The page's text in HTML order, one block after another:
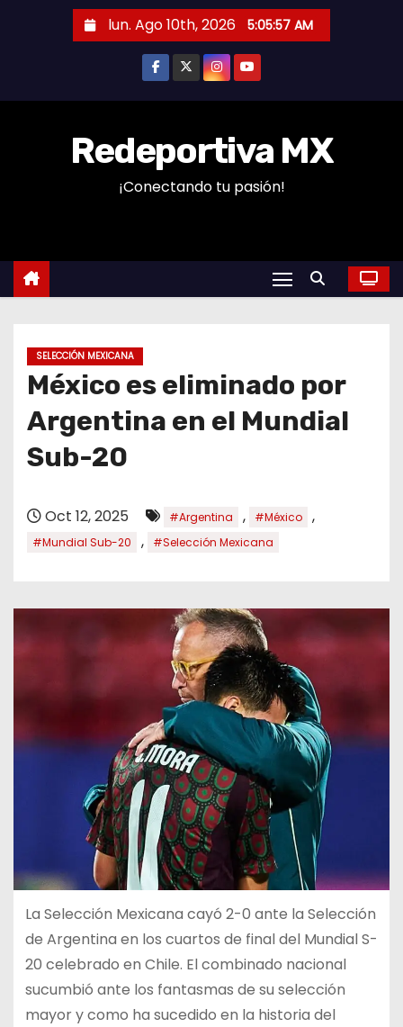
n
lun. Ago 10th, 2026 5:05:58 AM
Redeportiva MX
¡Conectando tu pasión!
SELECCIÓN MEXICANA
México es eliminado por
Argentina en el Mundial
Sub-20
Oct 12, 2025 #Argentina , #México ,
#Mundial Sub-20 , #Selección Mexicana
La Selección Mexicana cayó 2-0 ante la Selección
de Argentina en los cuartos de final del Mundial S-
20 celebrado en Chile. El combinado nacional
sucumbió ante los fantasmas de su selección
mayor y como ha sucedido en la historia del